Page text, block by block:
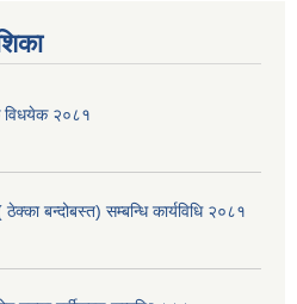
विधयेक २०८१
बन्दोबस्त) सम्बन्धि कार्यविधि २०८१